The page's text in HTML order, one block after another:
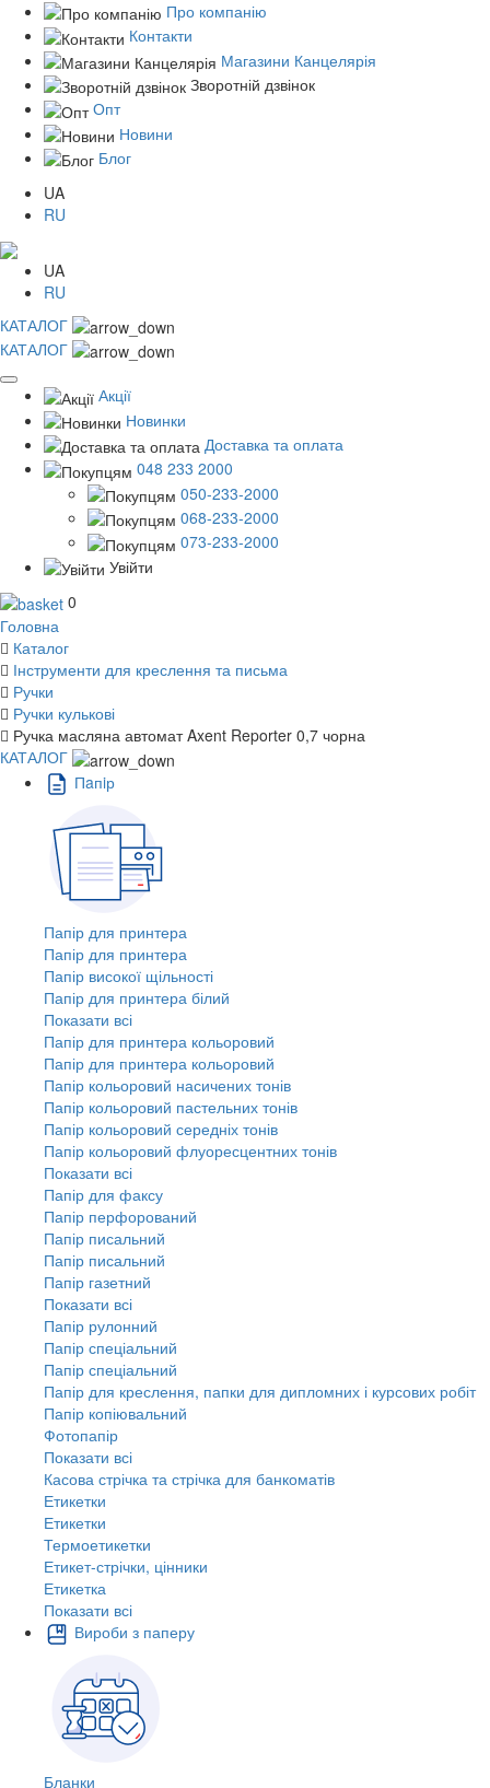
Про компанію
Контакти
Магазини Канцелярія
Зворотній дзвінок
Опт
Новини
Блог
UA
RU
UA
RU
КАТАЛОГ
КАТАЛОГ
Акції
Новинки
Доставка та оплата
048 233 2000
050-233-2000
068-233-2000
073-233-2000
Увійти
0
Головна
Каталог
Інструменти для креслення та письма
Ручки
Ручки кулькові
Ручка масляна автомат Axent Reporter 0,7 чорна
КАТАЛОГ
Пaпiр
Папір для принтера
Папір для принтера
Папір високої щільності
Папір для принтера білий
Показати всі
Папір для принтера кольоровий
Папір для принтера кольоровий
Папір кольоровий насичених тонів
Папір кольоровий пастельних тонів
Папір кольоровий середніх тонів
Папір кольоровий флуоресцентних тонів
Показати всі
Папір для факсу
Папір перфорований
Папір писальний
Папір писальний
Папір газетний
Показати всі
Папір рулонний
Папір спеціальний
Папір спеціальний
Папір для креслення, папки для дипломних і курсових робіт
Папір копіювальний
Фотопапір
Показати всі
Касова стрічка та стрічка для банкоматів
Етикетки
Етикетки
Термоетикетки
Етикет-стрічки, цінники
Етикетка
Показати всі
Вироби з паперу
Бланки